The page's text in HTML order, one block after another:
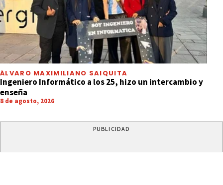
ÁLVARO MAXIMILIANO SAIQUITA
Ingeniero Informático a los 25, hizo un intercambio y
enseña
8 de agosto, 2026
PUBLICIDAD